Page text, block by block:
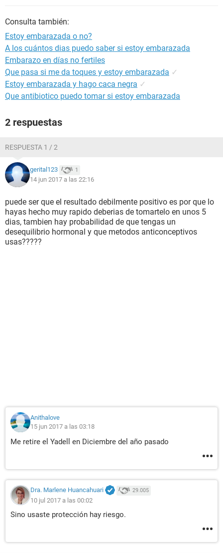
Consulta también:
Estoy embarazada o no?
A los cuántos dias puedo saber si estoy embarazada
Embarazo en días no fertiles
Que pasa si me da toques y estoy embarazada ✓
Estoy embarazada y hago caca negra ✓
Que antibiotico puedo tomar si estoy embarazada
2 respuestas
RESPUESTA 1 / 2
gerital123 1
14 jun 2017 a las 22:16
puede ser que el resultado debilmente positivo es por que lo
hayas hecho muy rapido deberias de tomartelo en unos 5
dias, tambien hay probabilidad de que tengas un
desequilibrio hormonal y que metodos anticonceptivos
usas?????
Anithalove
15 jun 2017 a las 03:18
Me retire el Yadell en Diciembre del año pasado
Dra. Marlene Huancahuari 29.005
10 jul 2017 a las 00:02
Sino usaste protección hay riesgo.